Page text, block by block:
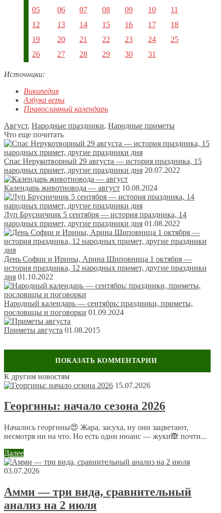
05
06 07 08 09 10
11
12
13 14 15 16 17
18
19
20 21 22 23 24
25
26
27 28 29 30 31
Источники:
Википедия
Азбука веры
Православный календарь
Август, Народные праздники, Народные приметы
Что еще почитать
Спас Нерукотворный 29 августа — история праздника, 15
народных примет, другие праздники дня 20.07.2022
Календарь животновода — август 10.08.2024
Луп Брусничник 5 сентября — история праздника, 14
народных примет, другие праздники дня 01.08.2022
День Софии и Ирины, Арина Шиповница 1 октября —
история праздника, 12 народных примет, другие праздники
дня 01.10.2022
Народный календарь — сентябрь: праздники, приметы,
пословицы и поговорки 01.09.2024
Приметы августа 01.08.2015
Оставить комментарий
Ваш адрес email не будет опубликован.
Обязательные поля
помечены*
Комментарий*
Имя*
К другим новостям
15.07.2026
Георгины: начало сезона 2026
Начались георгины😍 Жара, засуха, ну они зацветают,
несмотря ни на что. Но есть один нюанс — жуки🙈 почти...
Далее
03.07.2026
Амми — три вида, сравнительный
анализ на 2 июля